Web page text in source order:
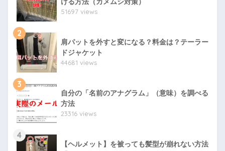
51697 views
2
肩パットを外すと変になる？料金は？テーラー
ドジャケット
44681 views
3
自分の「名前のアナグラム」（意味）を調べる
方法
23316 views
4
【ヘルメット】を被っても髪型が崩れない方法